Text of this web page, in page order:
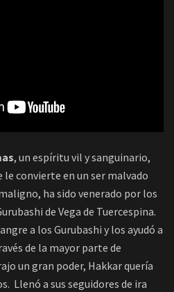
, un espíritu vil y sanguinario,
le convierte en un ser malvado
ha sido venerado por los
de Vega de Tuercespina.
a los Gurubashi y los ayudó a
de la mayor parte de
un gran poder, Hakkar quería
Llenó a sus seguidores de ira